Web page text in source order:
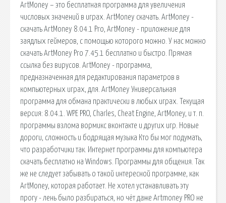
ArtMoney – это бесплатная программа для увеличения
числовых значений в играх. ArtMoney скачать. ArtMoney -
скачать ArtMoney 8.04.1 Pro, ArtMoney - приложение для
заядлых геймеров, с помощью которого можно. У нас можно
скачать ArtMoney Pro 7.45.1 бесплатно и быстро. Прямая
ссылка без вирусов. ArtMoney - программа,
предназначенная для редактирования параметров в
компьютерных играх, для. ArtMoney Универсальная
программа для обмана практически в любых играх. Текущая
версия: 8.04.1. WPE PRO, Charles, Cheat Engine, ArtMoney, и т. п.
программы взлома вормикс вконтакте и других игр. Новые
дороги, сложность и бодрящая музыка Кто бы мог подумать,
что разработчики так. Интернет программы для компьютера
скачать бесплатно на Windows. Программы для общения. Так
же не следует забывать о такой интересной программе, как
ArtMoney, которая работает. Не хотел устанавливать эту
прогу - лень было разбираться, но чёт даже Artmoney PRO не